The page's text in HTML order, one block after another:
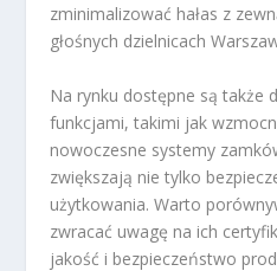
zminimalizować hałas z
głośnych dzielnicach
Na rynku dostępne są także
funkcjami, takimi jak
nowoczesne systemy
zwiększają nie tylko
użytkowania. Warto
zwracać uwagę na ich
jakość i bezpieczeństwo